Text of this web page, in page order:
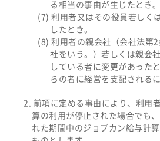
る相当の事由が生じたとき。
利用者又はその役員若しく
したとき。
利用者の親会社（会社法第
社をいう。）若しくは親会
している者に変更があった
らの者に経営を支配される
前項に定める事由により、利用
算の利用が停止された場合でも
れた期間中のジョブカン給与計